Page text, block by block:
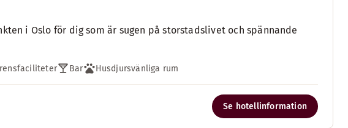
i Oslo för dig som är sugen på storstadslivet och spännande
Bar Husdjursvänliga rum
Se hotellinformation